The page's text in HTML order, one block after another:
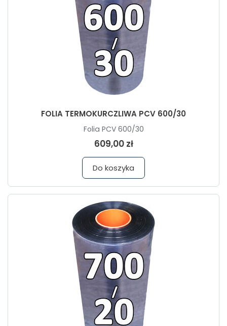
FOLIA TERMOKURCZLIWA PCV 600/30
Folia PCV 600/30
609,00 zł
Do koszyka